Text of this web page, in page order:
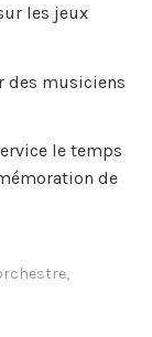
les jeux
des musiciens
le temps
de
,